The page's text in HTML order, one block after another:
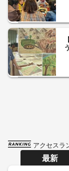
アクセスラ
最新